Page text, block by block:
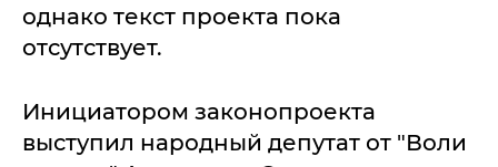
однако текст проекта пока
отсутствует.
Инициатором законопроекта
выступил народный депутат от "Воли